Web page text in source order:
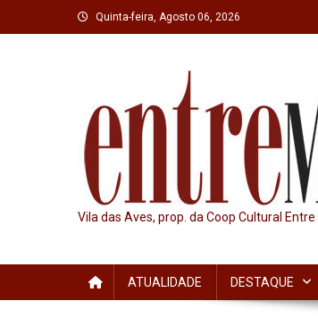
to
Quinta-feira, Agosto 06, 2026
Vila das Aves, prop. da Coop Cultural Entre
ATUALIDADE DESTAQUE